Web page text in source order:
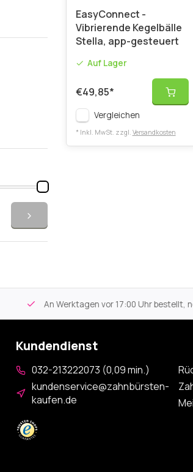
EasyConnect -
Vibrierende Kegelbälle
Stella, app-gesteuert
Auf Lager
€49,85*
Vergleichen
* Inkl. MwSt. zzgl. Versandkosten
An Werktagen vor 17:00 Uhr bestellt,
Kundendienst
032-213222073 (0,09 min.)
kundenservice@zahnbürsten-
kaufen.de